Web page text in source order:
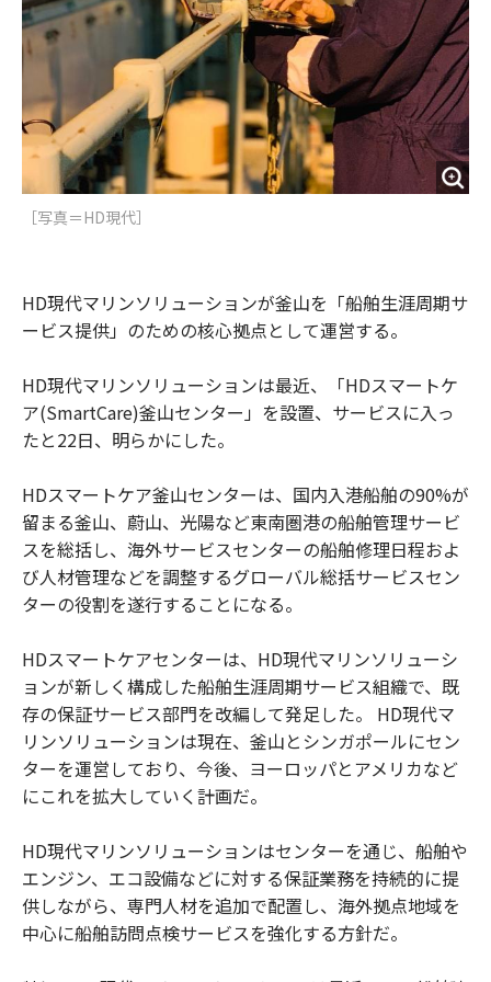
［写真＝HD現代］
HD現代マリンソリューションが釜山を「船舶生涯周期サ
ービス提供」のための核心拠点として運営する。
HD現代マリンソリューションは最近、「HDスマートケ
ア(SmartCare)釜山センター」を設置、サービスに入っ
たと22日、明らかにした。
HDスマートケア釜山センターは、国内入港船舶の90%が
留まる釜山、蔚山、光陽など東南圏港の船舶管理サービ
スを総括し、海外サービスセンターの船舶修理日程およ
び人材管理などを調整するグローバル総括サービスセン
ターの役割を遂行することになる。
HDスマートケアセンターは、HD現代マリンソリューシ
ョンが新しく構成した船舶生涯周期サービス組織で、既
存の保証サービス部門を改編して発足した。 HD現代マ
リンソリューションは現在、釜山とシンガポールにセン
ターを運営しており、今後、ヨーロッパとアメリカなど
にこれを拡大していく計画だ。
HD現代マリンソリューションはセンターを通じ、船舶や
エンジン、エコ設備などに対する保証業務を持続的に提
供しながら、専門人材を追加で配置し、海外拠点地域を
中心に船舶訪問点検サービスを強化する方針だ。